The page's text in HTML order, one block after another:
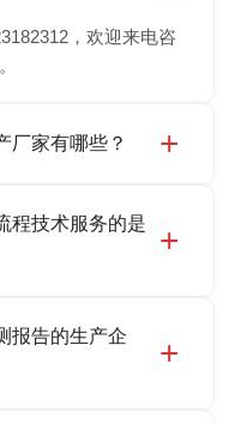
，欢迎来电咨
厂家有哪些？
铅芯、LNR 天然、
震支座，资质齐
程技术服务的是
图纸深化设计、现货
服务，主营
报告的生产企